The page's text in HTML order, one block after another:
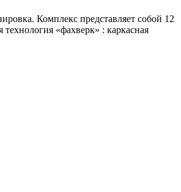
Комплекс представляет собой 12
«фахверк» : каркасная